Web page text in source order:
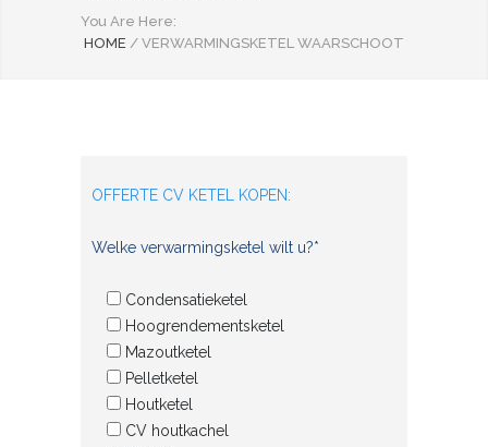
You Are Here:
HOME / VERWARMINGSKETEL WAARSCHOOT
OFFERTE CV KETEL KOPEN:
Welke verwarmingsketel wilt u?*
Condensatieketel
Hoogrendementsketel
Mazoutketel
Pelletketel
Houtketel
CV houtkachel